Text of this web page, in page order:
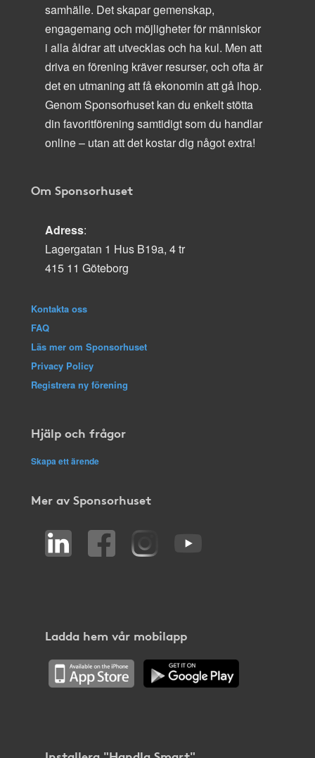
samhälle. Det skapar gemenskap,
engagemang och möjligheter för människor
i alla åldrar att utvecklas och ha kul. Men att
driva en förening kräver resurser, och ofta är
det en utmaning att få ekonomin att gå ihop.
Genom Sponsorhuset kan du enkelt stötta
din favoritförening samtidigt som du handlar
online – utan att det kostar dig något extra!
Om Sponsorhuset
Adress:
Lagergatan 1 Hus B19a, 4 tr
415 11 Göteborg
Kontakta oss
FAQ
Läs mer om Sponsorhuset
Privacy Policy
Registrera ny förening
Hjälp och frågor
Skapa ett ärende
Mer av Sponsorhuset
Ladda hem vår mobilapp